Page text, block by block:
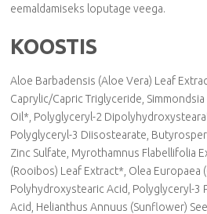
eemaldamiseks loputage veega.
KOOSTIS
Aloe Barbadensis (Aloe Vera) Leaf
Caprylic/Capric Triglyceride,
Oil*, Polyglyceryl-2
Polyglyceryl-3 Diisostearate,
Zinc Sulfate, Myrothamnus Flabellifolia
(Rooibos) Leaf Extract*, Olea Europaea
Polyhydroxystearic Acid, Polyglyceryl-3
Acid, Helianthus Annuus (Sunflower)